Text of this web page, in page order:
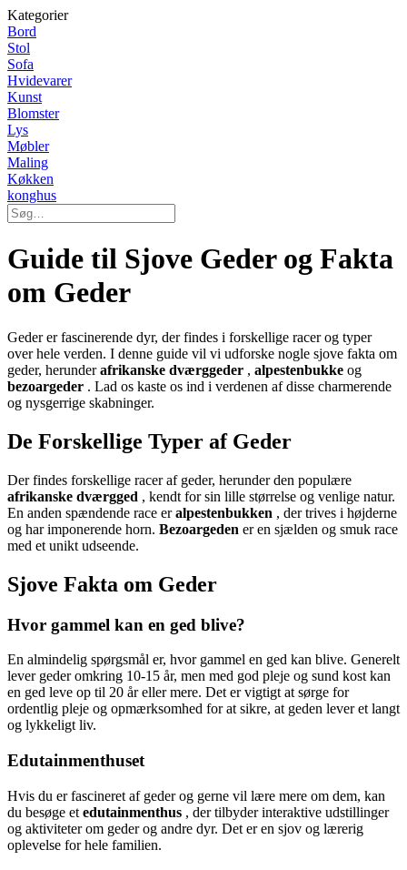
Kategorier
Bord
Stol
Sofa
Hvidevarer
Kunst
Blomster
Lys
Møbler
Maling
Køkken
konghus
Guide til Sjove Geder og Fakta
om Geder
Geder er fascinerende dyr, der findes i forskellige racer og typer
over hele verden. I denne guide vil vi udforske nogle sjove fakta om
geder, herunderafrikanske dværggeder , alpestenbukke og
bezoargeder . Lad os kaste os ind i verdenen af disse charmerende
og nysgerrige skabninger.
De Forskellige Typer af Geder
Der findes forskellige racer af geder, herunder den populære
afrikanske dværgged , kendt for sin lille størrelse og venlige natur.
En anden spændende race eralpestenbukken , der trives i højderne
og har imponerende horn. Bezoargeden er en sjælden og smuk race
med et unikt udseende.
Sjove Fakta om Geder
Hvor gammel kan en ged blive?
En almindelig spørgsmål er, hvor gammel en ged kan blive. Generelt
lever geder omkring 10-15 år, men med god pleje og sund kost kan
en ged leve op til 20 år eller mere. Det er vigtigt at sørge for
ordentlig pleje og opmærksomhed for at sikre, at geden lever et langt
og lykkeligt liv.
Edutainmenthuset
Hvis du er fascineret af geder og gerne vil lære mere om dem, kan
du besøge et edutainmenthus , der tilbyder interaktive udstillinger
og aktiviteter om geder og andre dyr. Det er en sjov og lærerig
oplevelse for hele familien.